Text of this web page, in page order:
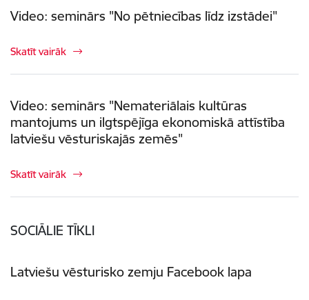
Video: seminārs "No pētniecības līdz izstādei"
Skatīt vairāk
Video: seminārs "Nemateriālais kultūras
mantojums un ilgtspējīga ekonomiskā attīstība
latviešu vēsturiskajās zemēs"
Skatīt vairāk
SOCIĀLIE TĪKLI
Latviešu vēsturisko zemju Facebook lapa